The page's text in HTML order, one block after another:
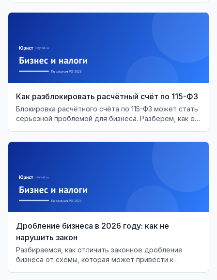
Как разблокировать расчётный счёт по 115-ФЗ
Блокировка расчётного счёта по 115-ФЗ может стать
серьёзной проблемой для бизнеса. Разберём, как её
Дробление бизнеса в 2026 году: как не
нарушить закон
Разбираемся, как отличить законное дробление
бизнеса от схемы, которая может привести к